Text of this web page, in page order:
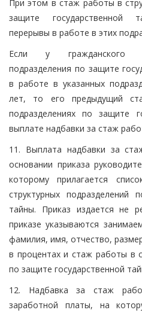
При этом в стаж работы в
защите государственной
перерывы в работе в этих
Если у гражданского
подразделения по защите
в работе в указанных
лет, то его предыдущий
подразделениях по защите
выплате надбавки за стаж
11. Выплата надбавки за
основании приказа
которому прилагается
структурных подразделений
тайны. Приказ издается не
приказе указываются
фамилия, имя, отчество,
в процентах и стаж работы в
по защите государственной
12. Надбавка за стаж
заработной платы, на